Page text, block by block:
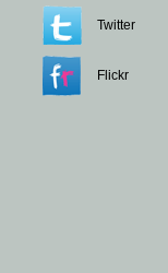
Twitter
Flickr